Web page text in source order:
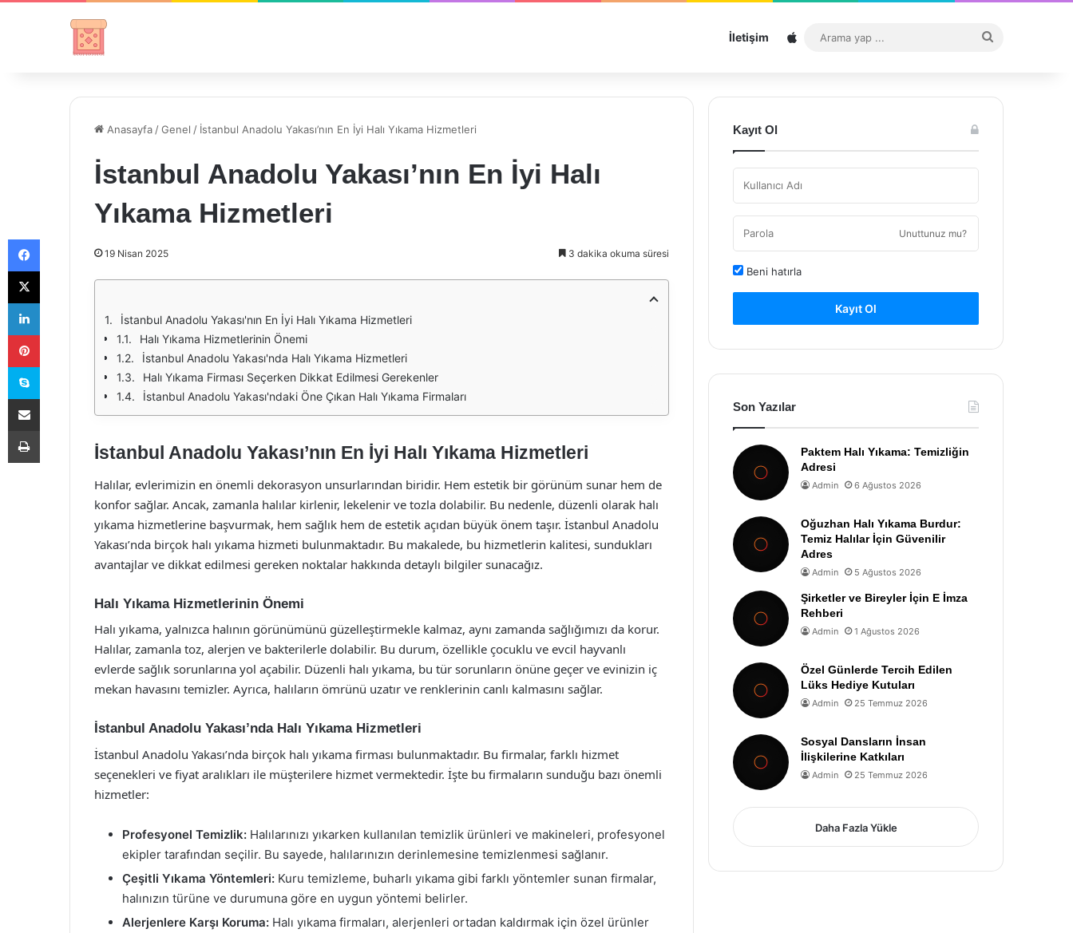
İletişim Sitemap
...
Anasayfa /Genel / İstanbul Anadolu Yakası’nın En İyi Halı Yıkama Hizmetleri
İstanbul Anadolu Yakası’nın En İyi Halı
Yıkama Hizmetleri
19 Nisan 2025 3 dakika okuma süresi
İstanbul Anadolu Yakası'nın En İyi Halı Yıkama Hizmetleri
Halı Yıkama Hizmetlerinin Önemi
İstanbul Anadolu Yakası'nda Halı Yıkama Hizmetleri
Halı Yıkama Firması Seçerken Dikkat Edilmesi Gerekenler
İstanbul Anadolu Yakası'ndaki Öne Çıkan Halı Yıkama Firmaları
İstanbul Anadolu Yakası’nın En İyi Halı Yıkama Hizmetleri
Halılar, evlerimizin en önemli dekorasyon unsurlarından biridir. Hem estetik bir görünüm sunar hem de
konfor sağlar. Ancak, zamanla halılar kirlenir, lekelenir ve tozla dolabilir. Bu nedenle, düzenli olarak halı
yıkama hizmetlerine başvurmak, hem sağlık hem de estetik açıdan büyük önem taşır. İstanbul Anadolu
Yakası’nda birçok halı yıkama hizmeti bulunmaktadır. Bu makalede, bu hizmetlerin kalitesi, sundukları
avantajlar ve dikkat edilmesi gereken noktalar hakkında detaylı bilgiler sunacağız.
Halı Yıkama Hizmetlerinin Önemi
Halı yıkama, yalnızca halının görünümünü güzelleştirmekle kalmaz, aynı zamanda sağlığımızı da korur.
Halılar, zamanla toz, alerjen ve bakterilerle dolabilir. Bu durum, özellikle çocuklu ve evcil hayvanlı
evlerde sağlık sorunlarına yol açabilir. Düzenli halı yıkama, bu tür sorunların önüne geçer ve evinizin iç
mekan havasını temizler. Ayrıca, halıların ömrünü uzatır ve renklerinin canlı kalmasını sağlar.
İstanbul Anadolu Yakası’nda Halı Yıkama Hizmetleri
İstanbul Anadolu Yakası’nda birçok halı yıkama firması bulunmaktadır. Bu firmalar, farklı hizmet
seçenekleri ve fiyat aralıkları ile müşterilere hizmet vermektedir. İşte bu firmaların sunduğu bazı önemli
hizmetler:
Profesyonel Temizlik: Halılarınızı yıkarken kullanılan temizlik ürünleri ve makineleri, profesyonel
ekipler tarafından seçilir. Bu sayede, halılarınızın derinlemesine temizlenmesi sağlanır.
Çeşitli Yıkama Yöntemleri: Kuru temizleme, buharlı yıkama gibi farklı yöntemler sunan firmalar,
halınızın türüne ve durumuna göre en uygun yöntemi belirler.
Alerjenlere Karşı Koruma: Halı yıkama firmaları, alerjenleri ortadan kaldırmak için özel ürünler
Kayıt Ol
Unuttunuz mu?
Beni hatırla
Kayıt Ol
Son Yazılar
Paktem Halı Yıkama: Temizliğin
Adresi
Admin 6 Ağustos 2026
Oğuzhan Halı Yıkama Burdur:
Temiz Halılar İçin Güvenilir
Adres
Admin 5 Ağustos 2026
Şirketler ve Bireyler İçin E İmza
Rehberi
Admin 1 Ağustos 2026
Özel Günlerde Tercih Edilen
Lüks Hediye Kutuları
Admin 25 Temmuz 2026
Sosyal Dansların İnsan
İlişkilerine Katkıları
Admin 25 Temmuz 2026
Daha Fazla Yükle
Facebook
X
LinkedIn
Pinterest
Skype
E-Posta ile paylaş